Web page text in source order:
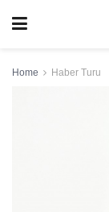
Home Haber Turu